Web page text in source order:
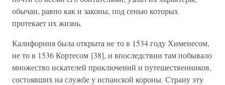
обычаи, равно как и законы, под сенью которых
протекает их жизнь.
Калифорния была открыта не то в 1534 году Хименесом,
не то в 1536 Кортесом [38], и впоследствии там побывало
множество искателей приключений и путешественников,
состоявших на службе у испанской короны. Страну эту